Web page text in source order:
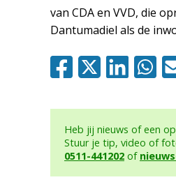
van CDA en VVD, die
Dantumadiel als de
Heb jij nieuws of een
Stuur je tip, video of
0511-441202 of